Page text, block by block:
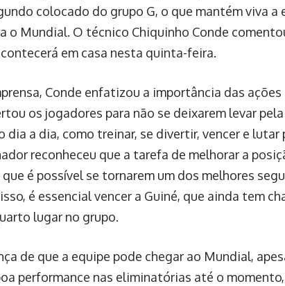
colocado do grupo G, o que mantém viva a
o Mundial. O técnico Chiquinho Conde
em casa nesta quinta-feira.
Conde enfatizou a importância das ações
os jogadores para não se deixarem levar
dia a dia, como treinar, se divertir, vencer e
reconheceu que a tarefa de melhorar a
é possível se tornarem um dos melhores
é essencial vencer a Guiné, que ainda tem
lugar no grupo.
de que a equipe pode chegar ao Mundial,
performance nas eliminatórias até o